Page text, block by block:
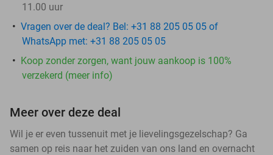
11.00 uur
Vragen over de deal? Bel: +31 88 205 05 05 of
WhatsApp met: +31 88 205 05 05
Koop zonder zorgen, want jouw aankoop is 100%
verzekerd (meer info)
Meer over deze deal
Wil je er even tussenuit met je lievelingsgezelschap? Ga
samen op reis naar het zuiden van ons land en overnacht